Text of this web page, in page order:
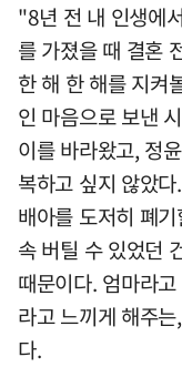
"8년 전 내 인생에
를 가졌을 때 결혼
한 해 한 해를 지켜
인 마음으로 보낸
이를 바라왔고, 정
복하고 싶지 않았
배아를 도저히 폐
속 버틸 수 있었던
때문이다. 엄마라
라고 느끼게 해주
다.